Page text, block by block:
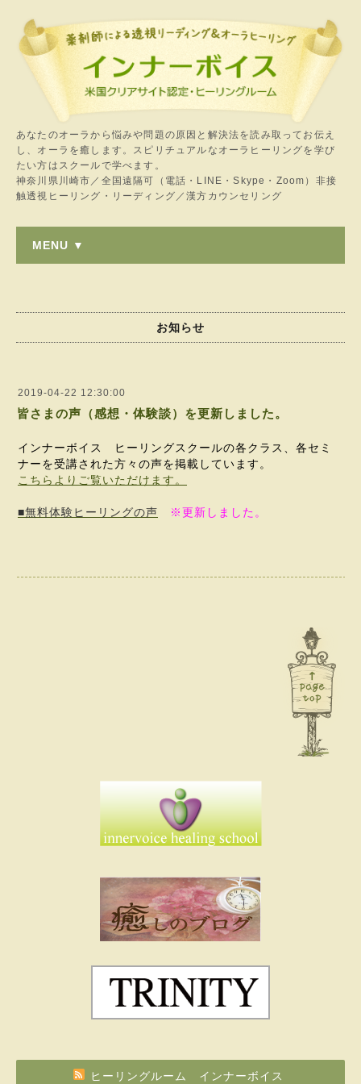
あなたのオーラから悩みや問題の原因と解決法を読み取ってお伝え
し、オーラを癒します。スピリチュアルなオーラヒーリングを学び
たい方はスクールで学べます。
神奈川県川崎市／全国遠隔可（電話・LINE・Skype・Zoom）非接
触透視ヒーリング・リーディング／漢方カウンセリング
MENU ▼
お知らせ
2019-04-22 12:30:00
皆さまの声（感想・体験談）を更新しました。
インナーボイス ヒーリングスクールの各クラス、各セミ
ナーを受講された方々の声を掲載しています。
こちらよりご覧いただけます。
■無料体験ヒーリングの声 ※更新しました。
ヒーリングルーム インナーボイス